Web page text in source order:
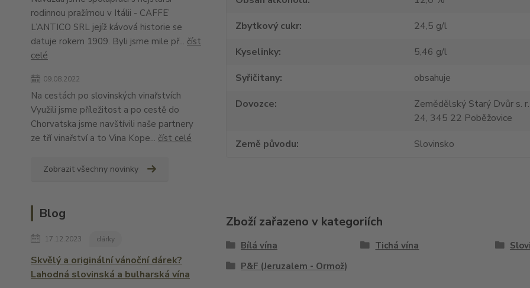
rodinnou pražírnou v Itálii - CAFFE’
L’ANTICO SRL jejíž kávová historie se
datuje rokem 1909. Byli jsme mile př... číst
celé
09.08.2022
Na cestách po slovinských vinařstvích
Využili jsme příležitost a po cestě do
Chorvatska jsme navštívili naše partnery
ze tří vinařství a to Vina Kope... číst celé
Zobrazit všechny novinky
Blog
17.12.2023 dárky
Skvělý a originální vánoční dárek?
Lahodná slovinská a bulharská vína
Zbytkový cukr
24,5 g/l
Kyselinky
5,46 g/l
Syřičitany
obsahuje
Dovozce
Zemědělský Starý Dvůr s.
24, 345 22 Poběžovice
Země původu
Slovinsko
Zboží zařazeno v kategoriích
Bílá vína Tichá vína
P&F (Jeruzalem - Ormož)